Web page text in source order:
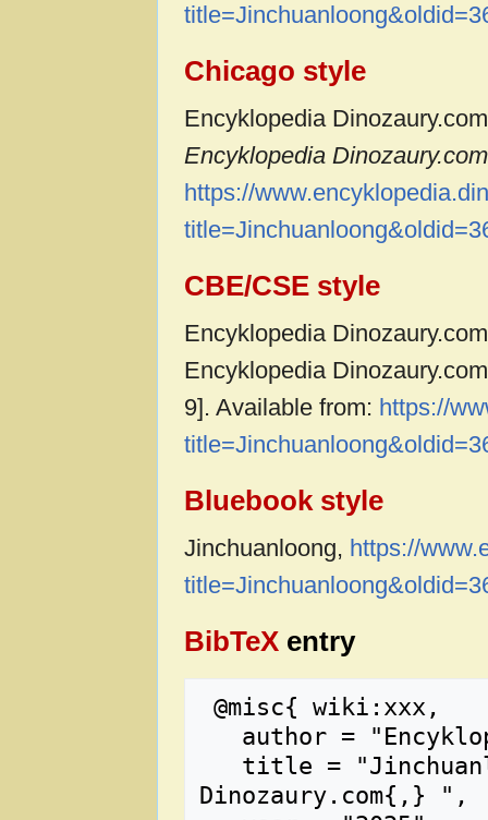
Chicago style
Encyklopedia
Encyklopedia
https://
CBE/CSE style
Encyklopedia
Encyklopedia
9]. Available from: https://
Bluebook style
Jinchuanloong, https://
BibTeX entry
Dinozaury.com{,} ",